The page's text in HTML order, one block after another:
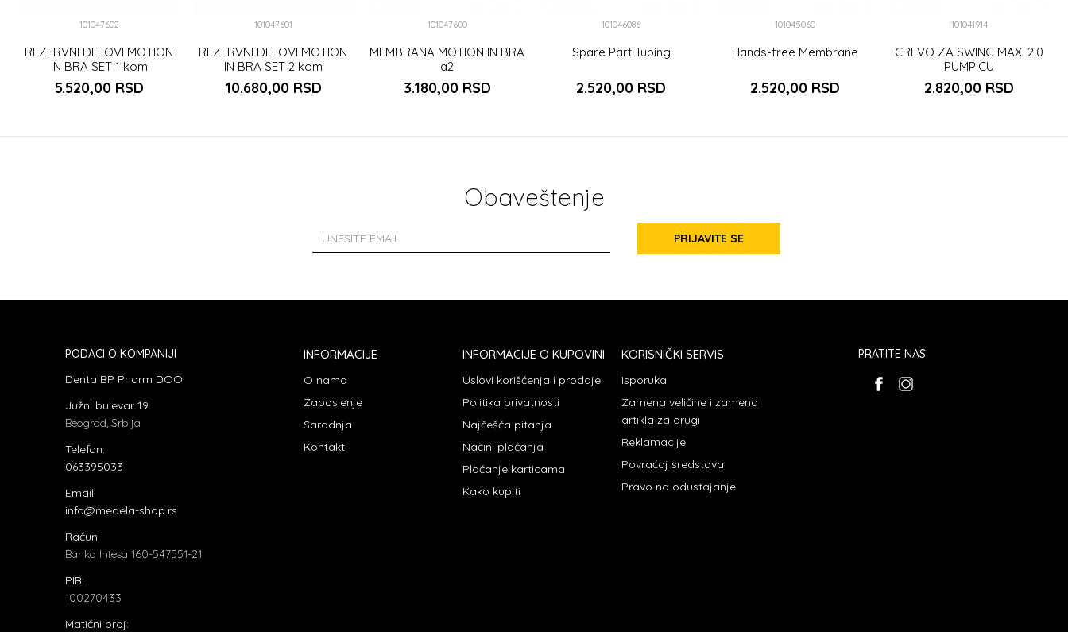
101047602
REZERVNI DELOVI MOTION
IN BRA SET 1 kom
5.520,00 RSD
101047601
REZERVNI DELOVI MOTION
IN BRA SET 2 kom
10.680,00 RSD
101047600
MEMBRANA MOTION IN BRA
a2
3.180,00 RSD
101046086
Spare Part Tubing
2.520,00 RSD
101045060
Hands-free Membrane
2.520,00 RSD
101041914
CREVO ZA SWING MAXI 2.0
PUMPICU
2.820,00 RSD
Obaveštenje
PRIJAVITE SE
PODACI O KOMPANIJI
Denta BP Pharm DOO
Južni bulevar 19
Beograd, Srbija
Telefon:
063395033
Email:
info@medela-shop.rs
Račun
Banka Intesa 160-547551-21
PIB:
100270433
Matični broj:
INFORMACIJE
O nama
Zaposlenje
Saradnja
Kontakt
INFORMACIJE O KUPOVINI
Uslovi korišćenja i prodaje
Politika privatnosti
Najčešća pitanja
Načini plaćanja
Plaćanje karticama
Kako kupiti
KORISNIČKI SERVIS
Isporuka
Zamena veličine i zamena
artikla za drugi
Reklamacije
Povraćaj sredstava
Pravo na odustajanje
PRATITE NAS